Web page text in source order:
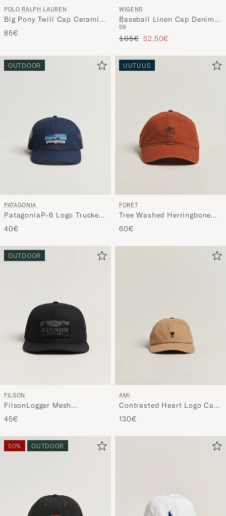
POLO RALPH LAUREN
Big Pony Twill Cap Ceramic
White
85€
WIGÉNS
Baseball Linen Cap Denim
Blue
59
Tavallinen hinta
105€ Alennettu hinta
52,50€
OUTDOOR
PATAGONIA
PatagoniaP-6 Logo Trucker
HatNew Navy
40€
UUTUUS
FORÉT
Tree Washed Herringbone
Cap Brown
60€
OUTDOOR
FILSON
FilsonLogger Mesh
CapBlack
45€
AMI
Contrasted Heart Logo Cap
Beige Mastic
130€
50% OUTDOOR